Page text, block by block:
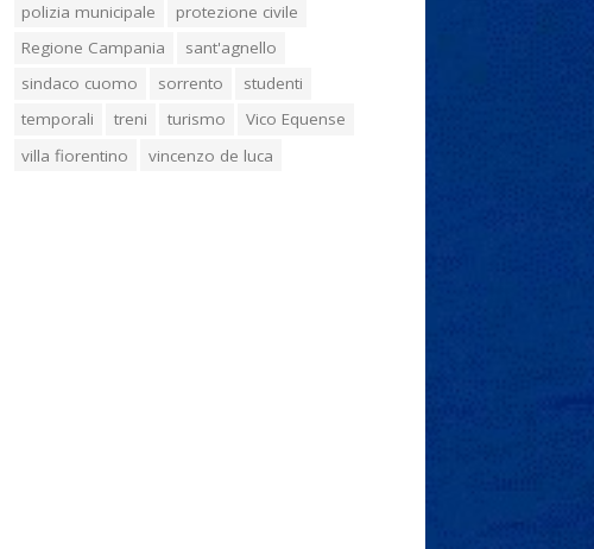
polizia municipale
protezione civile
Regione Campania
sant'agnello
sindaco cuomo
sorrento
studenti
temporali
treni turismo
Vico Equense
villa fiorentino
vincenzo de luca